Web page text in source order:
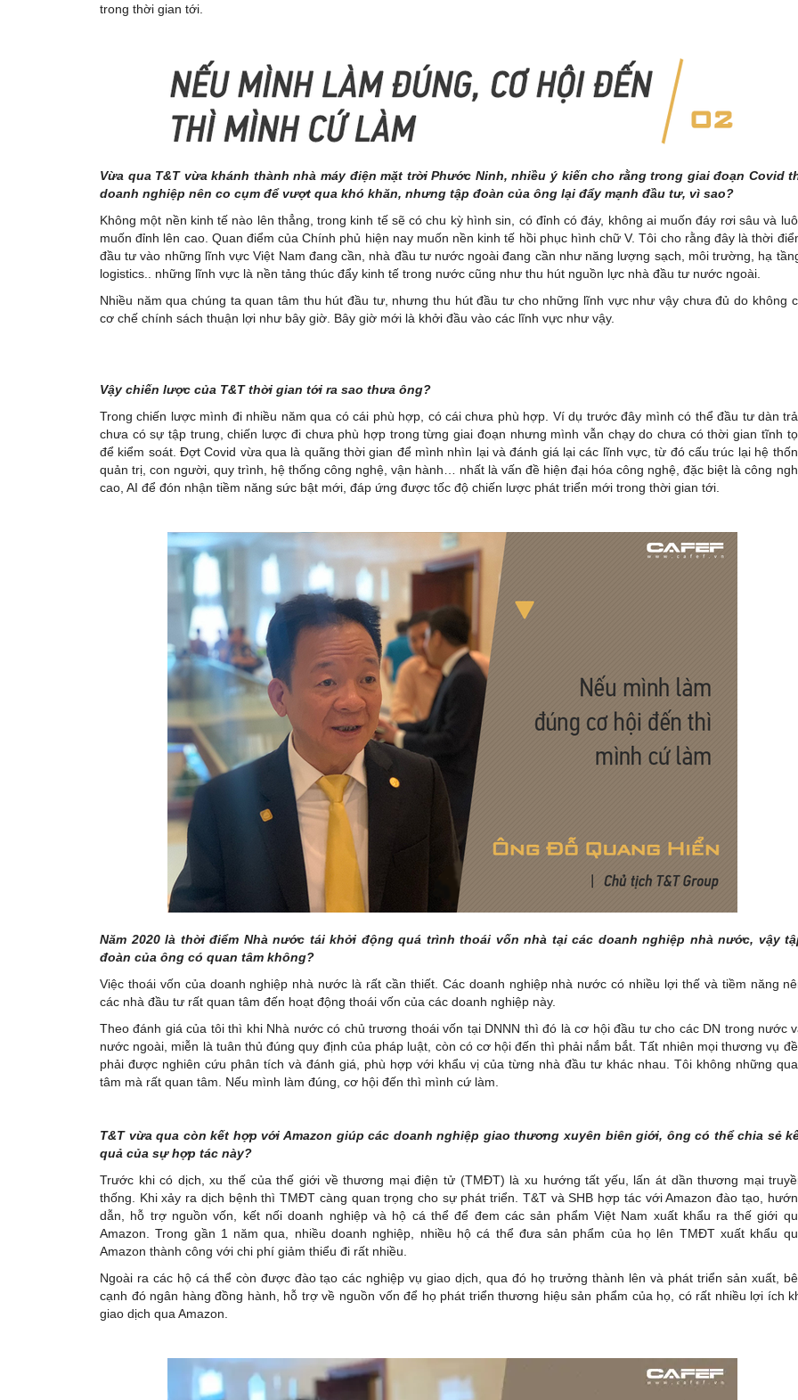
trong thời gian tới.
Vừa qua T&T vừa khánh thành nhà máy điện mặt trời Phước Ninh, nhiều ý kiến cho rằng trong giai đoạn Covid
doanh nghiệp nên co cụm để vượt qua khó khăn, nhưng tập đoàn của ông lại đẩy mạnh đầu tư, vì sao?
Không một nền kinh tế nào lên thẳng, trong kinh tế sẽ có chu kỳ hình sin, có đỉnh có đáy, không ai muốn đáy rơi sâu và
muốn đỉnh lên cao. Quan điểm của Chính phủ hiện nay muốn nền kinh tế hồi phục hình chữ V. Tôi cho rằng đây là thời
đầu tư vào những lĩnh vực Việt Nam đang cần, nhà đầu tư nước ngoài đang cần như năng lượng sạch, môi trường, hạ
logistics.. những lĩnh vực là nền tảng thúc đẩy kinh tế trong nước cũng như thu hút nguồn lực nhà đầu tư nước ngoài.
Nhiều năm qua chúng ta quan tâm thu hút đầu tư, nhưng thu hút đầu tư cho những lĩnh vực như vậy chưa đủ do không
cơ chế chính sách thuận lợi như bây giờ. Bây giờ mới là khởi đầu vào các lĩnh vực như vậy.
Vậy chiến lược của T&T thời gian tới ra sao thưa ông?
Trong chiến lược mình đi nhiều năm qua có cái phù hợp, có cái chưa phù hợp. Ví dụ trước đây mình có thể đầu tư dàn
chưa có sự tập trung, chiến lược đi chưa phù hợp trong từng giai đoạn nhưng mình vẫn chạy do chưa có thời gian tĩnh
để kiểm soát. Đợt Covid vừa qua là quãng thời gian để mình nhìn lại và đánh giá lại các lĩnh vực, từ đó cấu trúc lại hệ
quản trị, con người, quy trình, hệ thống công nghệ, vận hành… nhất là vấn đề hiện đại hóa công nghệ, đặc biệt là công
cao, AI để đón nhận tiềm năng sức bật mới, đáp ứng được tốc độ chiến lược phát triển mới trong thời gian tới.
Năm 2020 là thời điểm Nhà nước tái khởi động quá trình thoái vốn nhà tại các doanh nghiệp nhà nước, vậy
đoàn của ông có quan tâm không?
Việc thoái vốn của doanh nghiệp nhà nước là rất cần thiết. Các doanh nghiệp nhà nước có nhiều lợi thế và tiềm năng
các nhà đầu tư rất quan tâm đến hoạt động thoái vốn của các doanh nghiệp này.
Theo đánh giá của tôi thì khi Nhà nước có chủ trương thoái vốn tại DNNN thì đó là cơ hội đầu tư cho các DN trong nước
nước ngoài, miễn là tuân thủ đúng quy định của pháp luật, còn có cơ hội đến thì phải nắm bắt. Tất nhiên mọi thương vụ
phải được nghiên cứu phân tích và đánh giá, phù hợp với khẩu vị của từng nhà đầu tư khác nhau. Tôi không những
tâm mà rất quan tâm. Nếu mình làm đúng, cơ hội đến thì mình cứ làm.
T&T vừa qua còn kết hợp với Amazon giúp các doanh nghiệp giao thương xuyên biên giới, ông có thể chia sẻ
quả của sự hợp tác này?
Trước khi có dịch, xu thế của thế giới về thương mại điện tử (TMĐT) là xu hướng tất yếu, lấn át dần thương mại
thống. Khi xảy ra dịch bệnh thì TMĐT càng quan trọng cho sự phát triển. T&T và SHB hợp tác với Amazon đào tạo,
dẫn, hỗ trợ nguồn vốn, kết nối doanh nghiệp và hộ cá thể để đem các sản phẩm Việt Nam xuất khẩu ra thế giới
Amazon. Trong gần 1 năm qua, nhiều doanh nghiệp, nhiều hộ cá thể đưa sản phẩm của họ lên TMĐT xuất khẩu
Amazon thành công với chi phí giảm thiểu đi rất nhiều.
Ngoài ra các hộ cá thể còn được đào tạo các nghiệp vụ giao dịch, qua đó họ trưởng thành lên và phát triển sản xuất,
cạnh đó ngân hàng đồng hành, hỗ trợ về nguồn vốn để họ phát triển thương hiệu sản phẩm của họ, có rất nhiều lợi ích
giao dịch qua Amazon.